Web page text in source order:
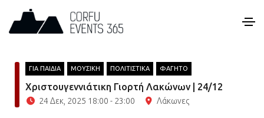
ΓΙΑ ΠΑΙΔΙΑ ΜΟΥΣΙΚΗ ΠΟΛΙΤΙΣΤΙΚΑ ΦΑΓΗΤΟ
Χριστουγεννιάτικη Γιορτή Λακώνων | 24/12
24 Δεκ, 2025 18:00 - 23:00 Λάκωνες